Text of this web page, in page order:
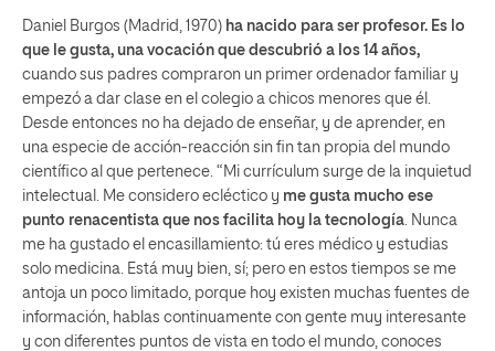
Daniel Burgos (Madrid, 1970) ha nacido para ser profesor. Es lo
que le gusta, una vocación que descubrió a los 14 años,
cuando sus padres compraron un primer ordenador familiar y
empezó a dar clase en el colegio a chicos menores que él.
Desde entonces no ha dejado de enseñar, y de aprender, en
una especie de acción-reacción sin fin tan propia del mundo
científico al que pertenece. “Mi currículum surge de la inquietud
intelectual. Me considero ecléctico y me gusta mucho ese
punto renacentista que nos facilita hoy la tecnología . Nunca
me ha gustado el encasillamiento: tú eres médico y estudias
solo medicina. Está muy bien, sí; pero en estos tiempos se me
antoja un poco limitado, porque hoy existen muchas fuentes de
información, hablas continuamente con gente muy interesante
y con diferentes puntos de vista en todo el mundo, conoces